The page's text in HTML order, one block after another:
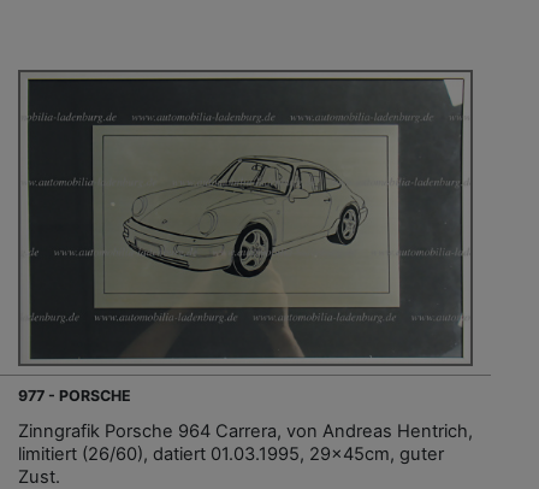
977 - PORSCHE
Zinngrafik Porsche 964 Carrera, von Andreas Hentrich,
limitiert (26/60), datiert 01.03.1995, 29x45cm, guter
Zust.